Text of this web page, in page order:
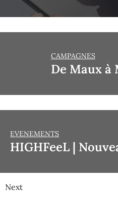
CAMPAGNES
De Maux à
EVENEMENTS
HIGHFeeL |
Next